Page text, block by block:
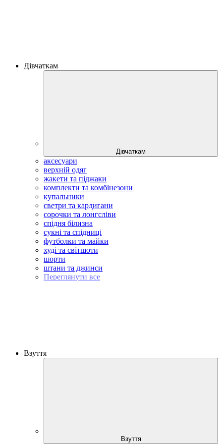
Дівчаткам
Дівчаткам
аксесуари
верхній одяг
жакети та піджаки
комплекти та комбінезони
купальники
светри та кардигани
сорочки та лонгсліви
спідня білизна
сукні та спідниці
футболки та майки
худі та світшоти
шорти
штани та джинси
Переглянути все
Взуття
Взуття